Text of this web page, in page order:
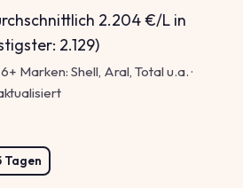
2.204 €/L in
2.129)
Marken: Shell, Aral, Total u.a. ·
Tagen